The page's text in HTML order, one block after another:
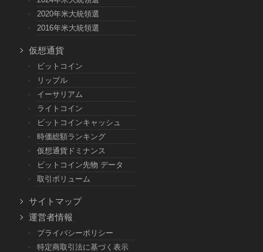
2020年米大統領選
2016年米大統領選
仮想通貨
ビットコイン
リップル
イーサリアム
ライトコイン
ビットコインキャッシュ
時価総額ランキング
仮想通貨ドミナンス
ビットコイン先物 データ
取引ボリューム
サイトマップ
運営者情報
プライバシーポリシー
特定商取引法に基づく表示